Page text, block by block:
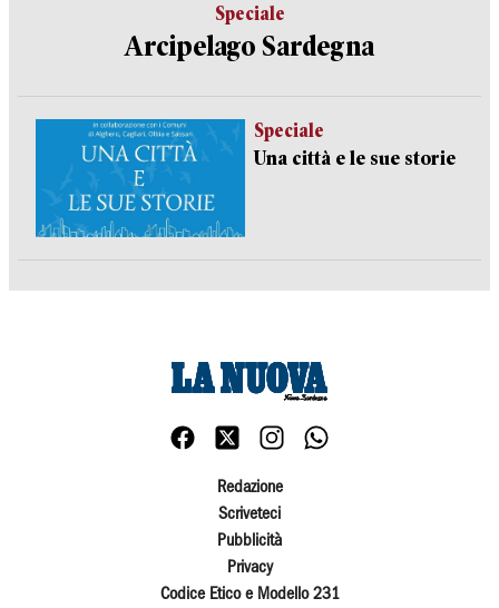
Speciale
Arcipelago Sardegna
Speciale
Una città e le sue storie
Redazione
Scriveteci
Pubblicità
Privacy
Codice Etico e Modello 231